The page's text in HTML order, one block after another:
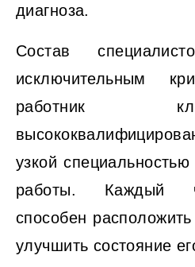
диагноза.
Состав
исключительным
работник
узкой
работы. Каждый
способен
улучшить состояние